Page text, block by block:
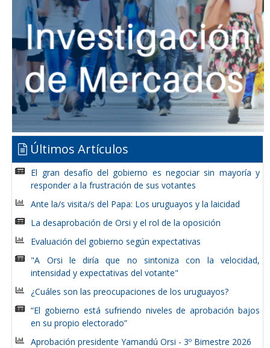
Últimos Artículos
El gran desafío del gobierno es negociar sin mayoría y
responder a la frustración de sus votantes
Ante la/s visita/s del Papa: Los uruguayos y la laicidad
La desaprobación de Orsi y el rol de la oposición
Evaluación del gobierno según expectativas
"A Orsi le diría que no sintoniza con la velocidad,
intensidad y expectativas del votante"
¿Cuáles son las preocupaciones de los uruguayos?
“El gobierno está sufriendo niveles de aprobación bajos
en su propio electorado”
Aprobación presidente Yamandú Orsi - 3º Bimestre 2026